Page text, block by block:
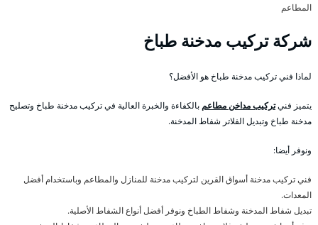
المطاعم
شركة تركيب مدخنة طباخ
لماذا فني تركيب مدخنة طباخ هو الأفضل؟
يتميز فنيتركيب مداخن مطاعم بالكفاءة والخبرة العالية في تركيب مدخنة طباخ وتصليح
مدخنة طباخ وتبديل الفلاتر شفاط المدخنة.
ونوفر أيضا:
فني تركيب مدخنة أسواق القرين لتركيب مدخنة للمنازل والمطاعم وباستخدام أفضل
المعدات.
تبديل شفاط المدخنة وشفاط الطباخ ونوفر أفضل أنواع الشفاط الأصلية.